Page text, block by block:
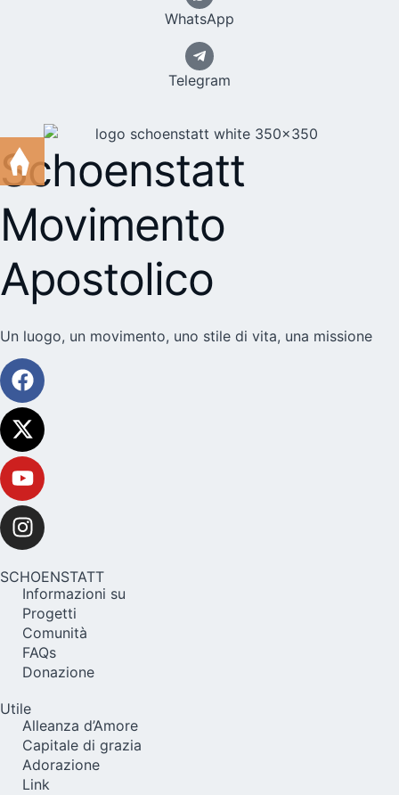
WhatsApp
Telegram
Schoenstatt
Movimento
Apostolico
Un luogo, un movimento, uno stile di vita, una missione
SCHOENSTATT
Informazioni su
Progetti
Comunità
FAQs
Donazione
Utile
Alleanza d’Amore
Capitale di grazia
Adorazione
Link